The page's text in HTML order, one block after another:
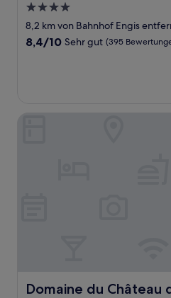
4.0-
Sterne-
Unterkunft
8,2 km von Bahnhof Engis
8.4
Bewertungen)
8,4/10 Sehr gut (395
Domaine du Château
Domaine du Château de la